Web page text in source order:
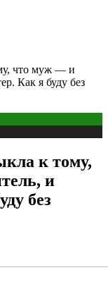
что муж — и
Как я буду без
к тому,
и
без